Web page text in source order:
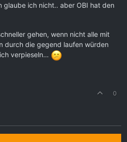
glaube ich nicht.. aber OBI hat den
gehen, wenn nicht alle mit
durch die gegend laufen würden
verpieseln…
0